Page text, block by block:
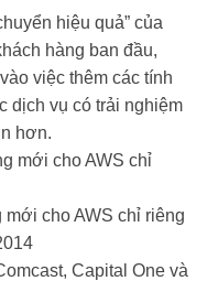
hiệu quả” của
hàng ban đầu,
việc thêm các tính
dịch vụ có trải nghiệm
hơn.
cho AWS chỉ riêng
Capital One và